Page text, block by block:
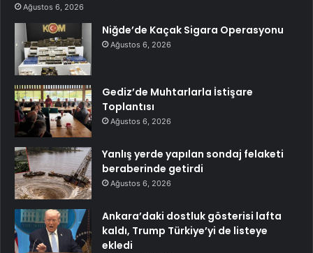
Ağustos 6, 2026
Niğde’de Kaçak Sigara Operasyonu
Ağustos 6, 2026
Gediz’de Muhtarlarla İstişare
Toplantısı
Ağustos 6, 2026
Yanlış yerde yapılan sondaj felaketi
beraberinde getirdi
Ağustos 6, 2026
Ankara’daki dostluk gösterisi lafta
kaldı, Trump Türkiye’yi de listeye
ekledi